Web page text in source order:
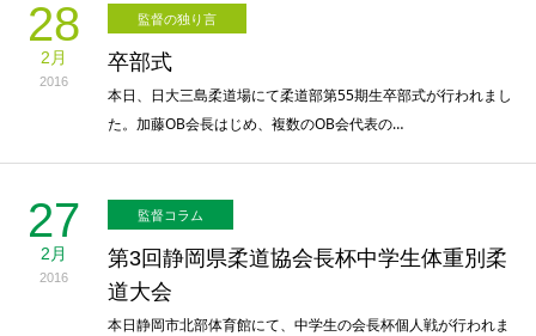
28
2月
2016
監督の独り言
卒部式
本日、日大三島柔道場にて柔道部第55期生卒部式が行われまし
た。加藤OB会長はじめ、複数のOB会代表の…
27
2月
2016
監督コラム
第3回静岡県柔道協会長杯中学生体重別柔
道大会
本日静岡市北部体育館にて、中学生の会長杯個人戦が行われま
大会記録
写真集
応援メッセージ一覧